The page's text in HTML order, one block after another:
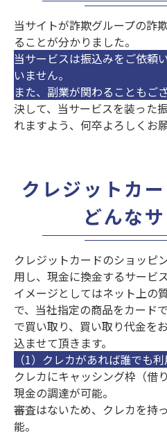
当サイトが詐欺グループの詐
ることが分かりました。
当サービスは振込みをご依頼
いません。
また、副業が関わることもご
決して、当サービスを装った
れますよう、何卒よろしくお
クレジットカ
どんな
クレジットカードのショッピ
用し、現金に換金するサービ
イメージとしてはネット上の
で、当社指定の商品をカード
で買い取り、買い取り代金を
込ませて頂きます。
（1）クレカがあれば誰でも
クレカにキャッシング枠（借
現金の調達が可能。
審査はないため、クレカを持
能。